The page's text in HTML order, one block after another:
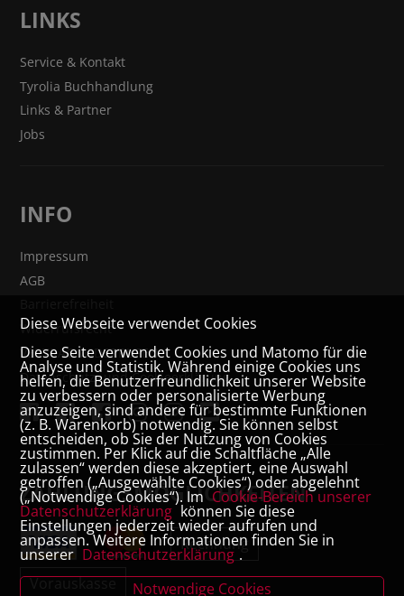
LINKS
Service & Kontakt
Tyrolia Buchhandlung
Links & Partner
Jobs
INFO
Impressum
AGB
Widerrufsrecht
VERTRAG WIDERRUFEN
Datenschutz- und Cookieerklärung
ZAHLUNGSMÖGLICHKEITEN
Rechnung
Vorauskasse
Diese Webseite verwendet Cookies
Diese Seite verwendet Cookies und Matomo für die
Analyse und Statistik. Während einige Cookies uns
helfen, die Benutzerfreundlichkeit unserer Website
zu verbessern oder personalisierte Werbung
anzuzeigen, sind andere für bestimmte Funktionen
(z. B. Warenkorb) notwendig. Sie können selbst
entscheiden, ob Sie der Nutzung von Cookies
zustimmen. Per Klick auf die Schaltfläche „Alle
zulassen“ werden diese akzeptiert, eine Auswahl
getroffen („Ausgewählte Cookies“) oder abgelehnt
(„Notwendige Cookies“). Im Cookie-Bereich unserer
Datenschutzerklärung können Sie diese
Einstellungen jederzeit wieder aufrufen und
anpassen. Weitere Informationen finden Sie in
unserer Datenschutzerklärung .
Notwendige Cookies